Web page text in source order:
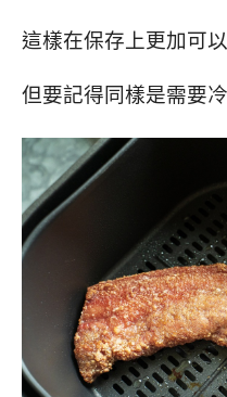
這樣在保存上更加可以
但要記得同樣是需要